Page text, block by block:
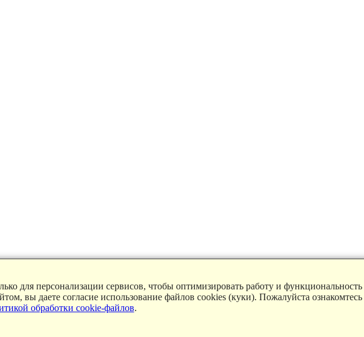
для персонализации сервисов, чтобы оптимизировать работу и функциональность
вы даете согласие использование файлов cookies (куки). Пожалуйста ознакомтесь
обработки cookie-файлов.